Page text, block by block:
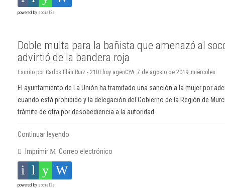
powered by social2s
Doble multa para la bañista que amenazó al
advirtió de la bandera roja
Escrito por Carlos Illán Ruiz - 21DEhoy agenCYA. 7 de agosto de 2019, miércoles.
El ayuntamiento de La Unión ha tramitado una sanción a la mujer por
cuando está prohibido y la delegación del Gobierno de la Región de
trámite de otra por desobediencia a la autoridad.
Continuar leyendo
Imprimir Correo electrónico
powered by social2s